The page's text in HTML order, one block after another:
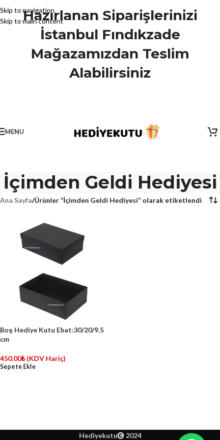
Skip to navigation
Skip to main content
Hazırlanan Siparişlerinizi
İstanbul Fındıkzade
Mağazamızdan Teslim
Alabilirsiniz
MENU
İçimden Geldi Hediyesi
Ana Sayfa/Ürünler “İçimden Geldi Hediyesi” olarak etiketlendi
Boş Hediye Kutu Ebat:30/20/9.5
cm
450.00₺ (KDV Hariç)
Sepete Ekle
Hediyekutu 2024